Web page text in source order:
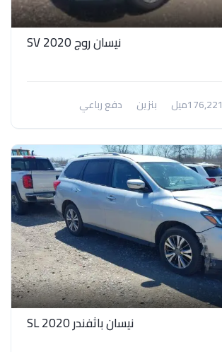
نيسان روج 2020 SV
176,221ميل بنزين دفع رباعي
نيسان باثفندر 2020 SL